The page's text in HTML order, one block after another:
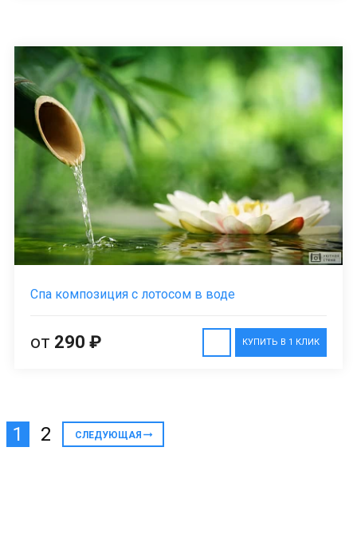
Спа композиция с лотосом в воде
КУПИТЬ В 1 КЛИК
от 290 ₽
1 2 СЛЕДУЮЩАЯ